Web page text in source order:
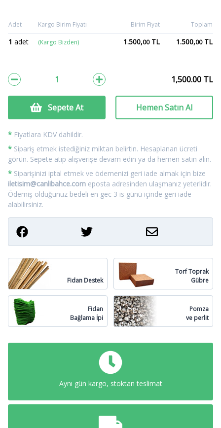
Adet Kargo Birim Fiyatı Birim Fiyat Toplam
1 adet (Kargo Bizden) 1.500,00TL 1.500,00TL
1,500.00 TL
Sepete At Hemen Satın Al
* Fiyatlara KDV dahildir.
* Sipariş etmek istediğiniz miktarı belirtin. Hesaplanan ücreti
görün. Sepete atıp alışverişe devam edin ya da hemen satın alın.
* Siparişinizi iptal etmek ve ödemenizi geri iade almak için bize
iletisim@canlibahce.com eposta adresinden ulaşmanız yeterlidir.
Ödemiş olduğunuz bedeli en gec 3 is günü içinde geri iade
alabilirsiniz.
Fidan Destek
Torf Toprak
Gübre
Fidan
Bağlama İpi
Pomza
ve perlit
Aynı gün kargo, stoktan teslimat